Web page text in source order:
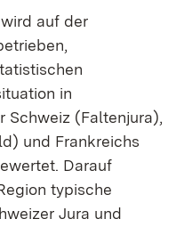
auf der
in
Schweiz (Faltenjura),
und Frankreichs
Darauf
typische
Jura und